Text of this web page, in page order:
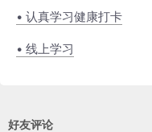
• 认真学习健康打卡
• 线上学习
好友评论